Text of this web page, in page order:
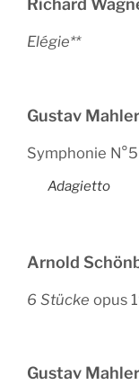
Richard
Elégie**
Gustav Mahler
Symphonie N°5
Adagietto
Arnold
6 Stücke opus
Gustav Mahler